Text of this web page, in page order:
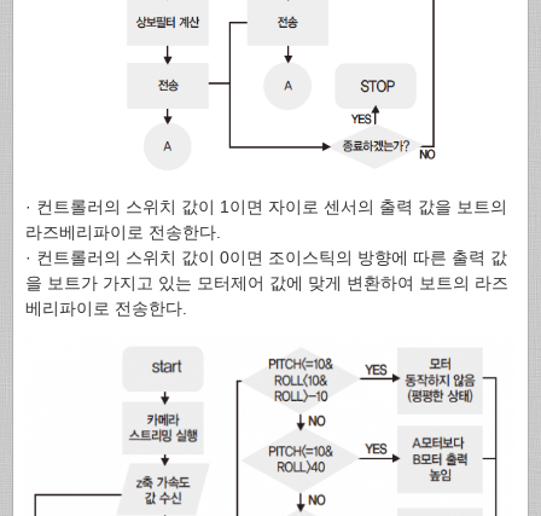
· 컨트롤러의 스위치 값이 1이면 자이로 센서의 출력 값을 보트의
라즈베리파이로 전송한다.
· 컨트롤러의 스위치 값이 0이면 조이스틱의 방향에 따른 출력 값
을 보트가 가지고 있는 모터제어 값에 맞게 변환하여 보트의 라즈
베리파이로 전송한다.